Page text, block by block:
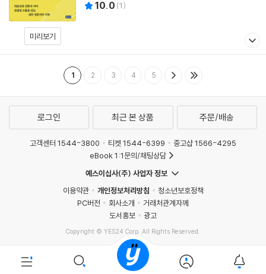
미리보기
10.0 (1)
1 2 3 4 5
로그인 최근 본 상품 주문/배송
고객센터 1544-3800 티켓 1544-6399
중고샵 1566-4295
eBook 1:1문의/채팅상담
예스이십사(주) 사업자 정보
이용약관
개인정보처리방침
청소년보호정책
PC버전
회사소개
거래처관계자께
도서홍보
광고
Copyright © YES24 Corp. All Rights Reserved.